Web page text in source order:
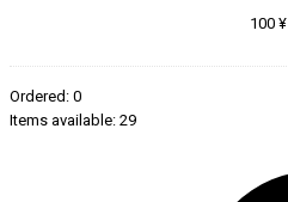
100 ¥
Ordered: 0
Items available: 29